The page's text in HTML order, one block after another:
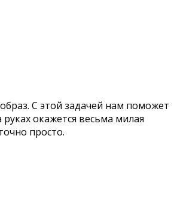
С этой задачей нам поможет
окажется весьма милая
просто.